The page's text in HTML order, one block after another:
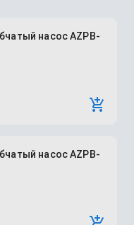
насос AZPB-
насос AZPB-